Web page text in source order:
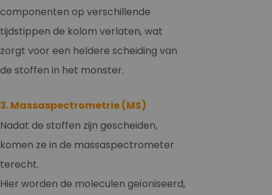
componenten op verschillende
tijdstippen de kolom verlaten, wat
zorgt voor een heldere scheiding van
de stoffen in het monster.
3. Massaspectrometrie (MS)
Nadat de stoffen zijn gescheiden,
komen ze in de massaspectrometer
terecht.
Hier worden de moleculen geïoniseerd,